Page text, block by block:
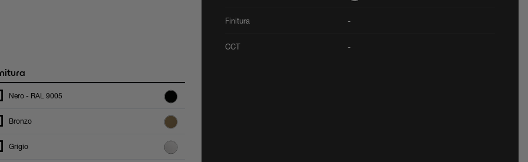
Nero - RAL 9005
Bronzo
Grigio
Finitura -
CCT -